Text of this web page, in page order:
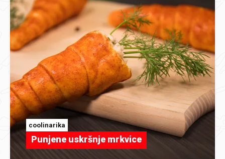
coolinarika
Punjene uskršnje mrkvice